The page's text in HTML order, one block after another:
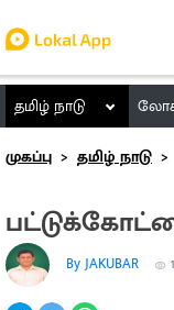
தமிழ் நாடு
முகப்பு
தமிழ் நாடு
By JAKUBAR